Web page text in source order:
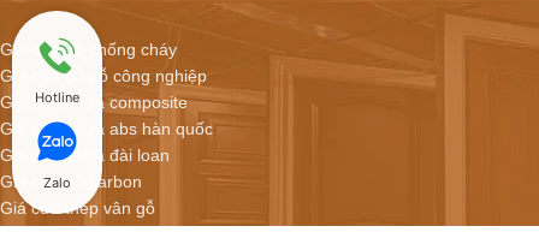
Giá cửa gỗ chống cháy
Giá cửa gỗ gỗ công nghiệp
Giá cửa nhựa composite
Giá cửa nhựa abs hàn quốc
Giá cửa nhựa đài loan
Giá cửa gỗ carbon
Giá cửa thép vân gỗ
Hotline
Zalo